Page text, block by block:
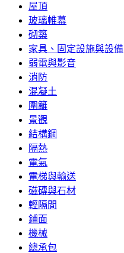
屋頂
玻璃帷幕
砌築
家具、固定設施與設備
弱電與影音
消防
混凝土
圍籬
景觀
結構鋼
隔熱
電氣
電梯與輸送
磁磚與石材
輕隔間
鋪面
機械
總承包